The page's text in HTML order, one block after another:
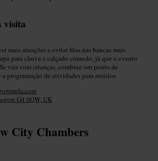
visita
mais atuações e evitar filas nas bancas mais
para chuva e calçado cómodo, já que o evento
vier com crianças, combine um ponto de
programação de atividades para miúdos.
G4 0QW, UK
City Chambers